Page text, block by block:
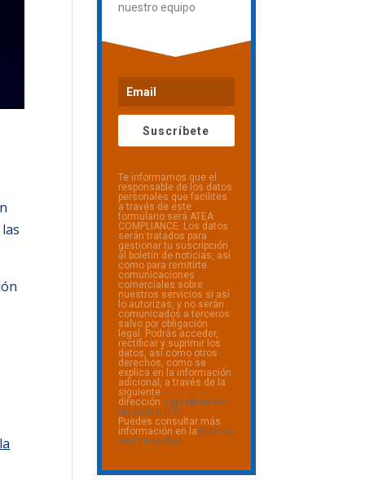
nuestro equipo
Suscríbete
Te informamos que el
responsable de los datos
personales que facilites
a través de este
formulario será ATEA
COMPLIANCE. Los datos
serán tratados para
gestionar tu suscripción
al boletín de noticias, así
como para remitirte
comunicaciones
comerciales sobre
nuestros servicios si así
lo autorizas, y no serán
comunicados a terceros
salvo por obligación
legal. Podrás acceder,
rectificar y suprimir los
datos, así como otros
derechos, como se
explica en la información
adicional, a través de la
siguiente
dirección: rgpd@ateaco
mpliance.com
Puedes consultar más
información en la Política
de Privacidad